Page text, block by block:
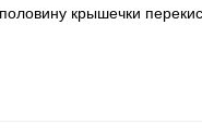
крышечки